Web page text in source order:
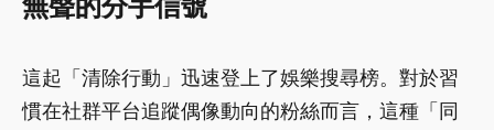
無聲的分手信號
這起「清除行動」迅速登上了娛樂搜尋榜。對於習
慣在社群平台追蹤偶像動向的粉絲而言，這種「同